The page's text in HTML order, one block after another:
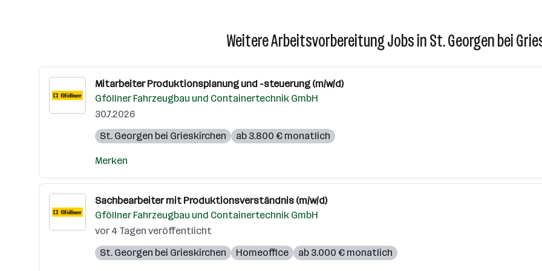
Weitere Arbeitsvorbereitung Jobs in St. Georgen bei
Mitarbeiter Produktionsplanung und -steuerung (m/w/d)
Gföllner Fahrzeugbau und Containertechnik GmbH
30.7.2026
St. Georgen bei Grieskirchen
ab 3.800 € monatlich
Merken
Sachbearbeiter mit Produktionsverständnis (m/w/d)
Gföllner Fahrzeugbau und Containertechnik GmbH
vor 4 Tagen veröffentlicht
St. Georgen bei Grieskirchen
Homeoffice ab 3.000 € monatlich